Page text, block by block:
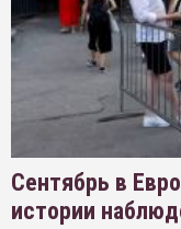
Сентябрь в
истории